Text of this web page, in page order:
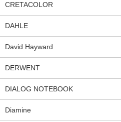
CRETACOLOR
DAHLE
David Hayward
DERWENT
DIALOG NOTEBOOK
Diamine